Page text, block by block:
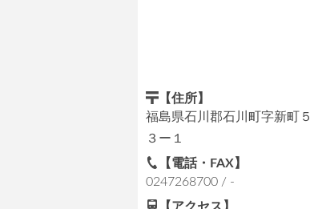
【住所】
福島県石川郡石川町字新町５
３ー１
【電話・FAX】
0247268700 / -